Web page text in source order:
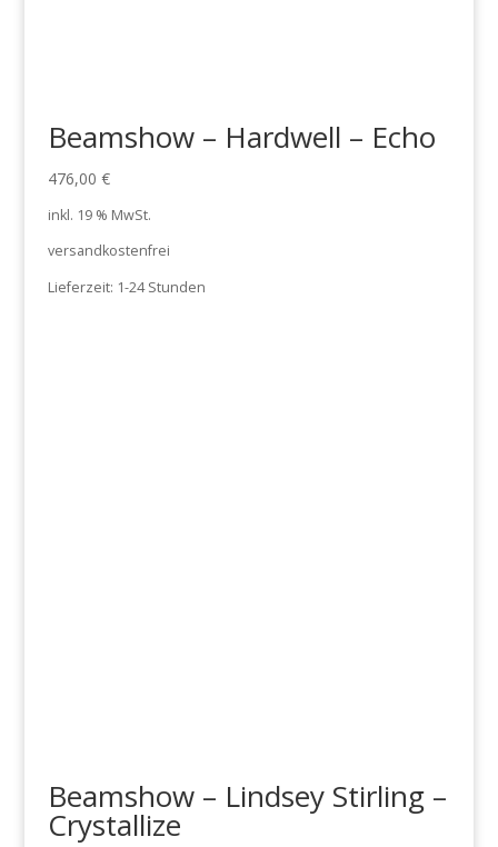
Beamshow – Hardwell – Echo
476,00 €
inkl. 19 % MwSt.
versandkostenfrei
Lieferzeit: 1-24 Stunden
Beamshow – Lindsey Stirling –
Crystallize